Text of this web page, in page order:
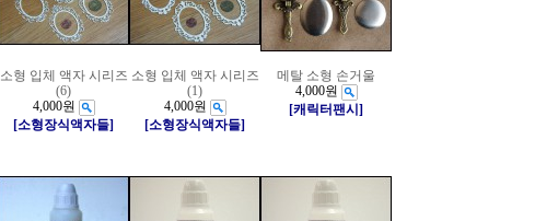
소형 입체 액자 시리즈
(6)
4,000원
[소형장식액자들]
소형 입체 액자 시리즈
(1)
4,000원
[소형장식액자들]
메탈 소형 손거울
4,000원
[캐릭터팬시]